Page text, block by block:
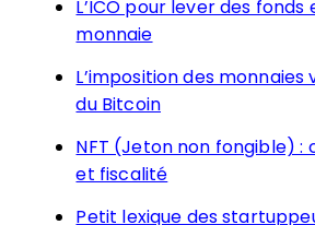
L’ICO pour lever des
monnaie
L’imposition des monnaies
du Bitcoin
NFT (Jeton non fongible)
et fiscalité
Petit lexique des